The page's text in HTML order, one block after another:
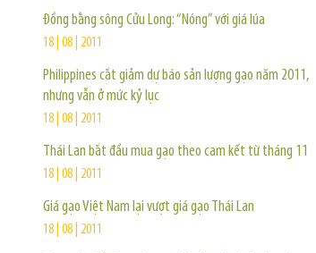
Đồng bằng sông Cửu Long: “Nóng” với giá lúa
18 | 08 | 2011
Philippines cắt giảm dự báo sản lượng gạo năm 2011,
nhưng vẫn ở mức kỷ lục
18 | 08 | 2011
Thái Lan bắt đầu mua gạo theo cam kết từ tháng 11
18 | 08 | 2011
Giá gạo Việt Nam lại vượt giá gạo Thái Lan
18 | 08 | 2011